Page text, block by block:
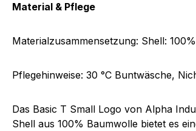
Material & Pflege
Materialzusammensetzung: Shell:
Pflegehinweise: 30 °C Buntwäsche,
Das Basic T Small Logo von Alpha
Shell aus 100% Baumwolle bietet es